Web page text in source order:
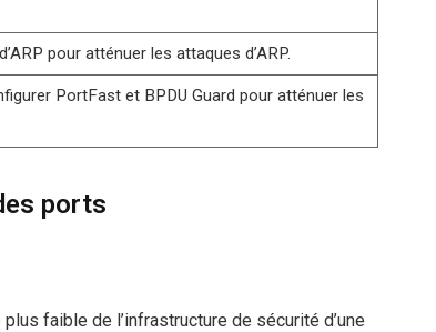
pour atténuer les attaques d’ARP.
PortFast et BPDU Guard pour atténuer les
ports
faible de l’infrastructure de sécurité d’une